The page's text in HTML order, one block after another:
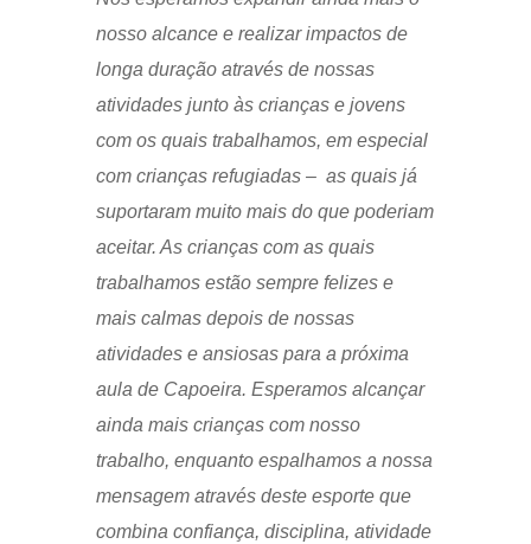
nosso alcance e realizar impactos de
longa duração através de nossas
atividades junto às crianças e jovens
com os quais trabalhamos, em especial
com crianças refugiadas – as quais já
suportaram muito mais do que poderiam
aceitar. As crianças com as quais
trabalhamos estão sempre felizes e
mais calmas depois de nossas
atividades e ansiosas para a próxima
aula de Capoeira. Esperamos alcançar
ainda mais crianças com nosso
trabalho, enquanto espalhamos a nossa
mensagem através deste esporte que
combina confiança, disciplina, atividade